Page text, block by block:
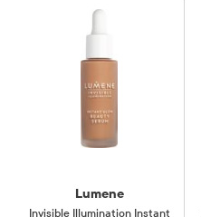
Lumene
Invisible Illumination Instant